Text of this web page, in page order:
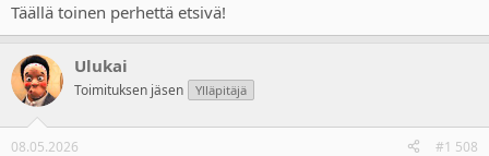
Täällä toinen perhettä etsivä!
Ulukai
Toimituksen jäsen Ylläpitäjä
08.05.2026 #1 508